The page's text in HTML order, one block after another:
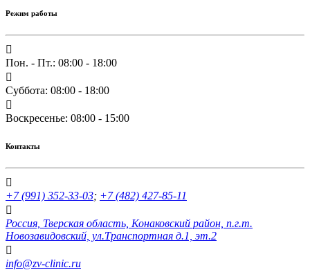
Режим работы
Пон. - Пт.: 08:00 - 18:00
Суббота: 08:00 - 18:00
Воскресенье: 08:00 - 15:00
Контакты
+7 (991) 352-33-03; +7 (482) 427-85-11
Россия, Тверская область, Конаковский район, п.г.т.
Новозавидовский, ул.Транспортная д.1, эт.2
info@zv-clinic.ru